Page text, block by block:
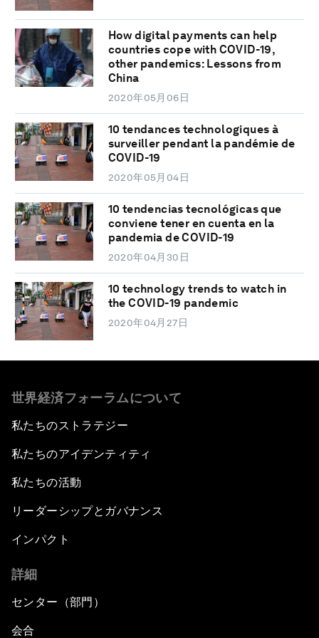
How digital payments can help
countries cope with COVID-19,
other pandemics: Lessons from
China
2020年05月06日
10 tendances technologiques à
surveiller pendant la pandémie de
COVID-19
2020年05月04日
10 tendencias tecnológicas que
conviene tener en cuenta en la
pandemia de COVID-19
2020年04月30日
10 technology trends to watch in
the COVID-19 pandemic
2020年04月27日
世界経済フォーラムについて
私たちのストラテジー
私たちのアイデンティティ
私たちの活動
リーダーシップとガバナンス
インパクト
詳細
センター（部門）
会合